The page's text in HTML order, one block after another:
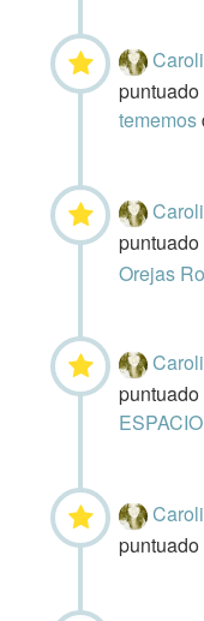
puntuado
tememos
puntuado
Orejas
puntuado
puntuado